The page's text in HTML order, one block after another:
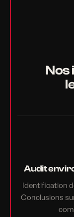
Nos
Audit
Identification
Conclusions